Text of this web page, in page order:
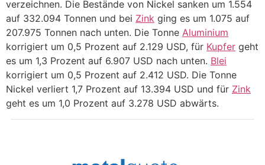
verzeichnen. Die Bestände von Nickel sanken um 1.554
auf 332.094 Tonnen und bei Zink ging es um 1.075 auf
207.975 Tonnen nach unten. Die Tonne Aluminium
korrigiert um 0,5 Prozent auf 2.129 USD, für Kupfer geht
es um 1,3 Prozent auf 6.907 USD nach unten. Blei
korrigiert um 0,5 Prozent auf 2.412 USD. Die Tonne
Nickel verliert 1,7 Prozent auf 13.394 USD und für Zink
geht es um 1,0 Prozent auf 3.278 USD abwärts.